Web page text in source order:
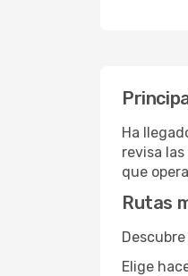
Ha
revisa
que
Rutas
Elige